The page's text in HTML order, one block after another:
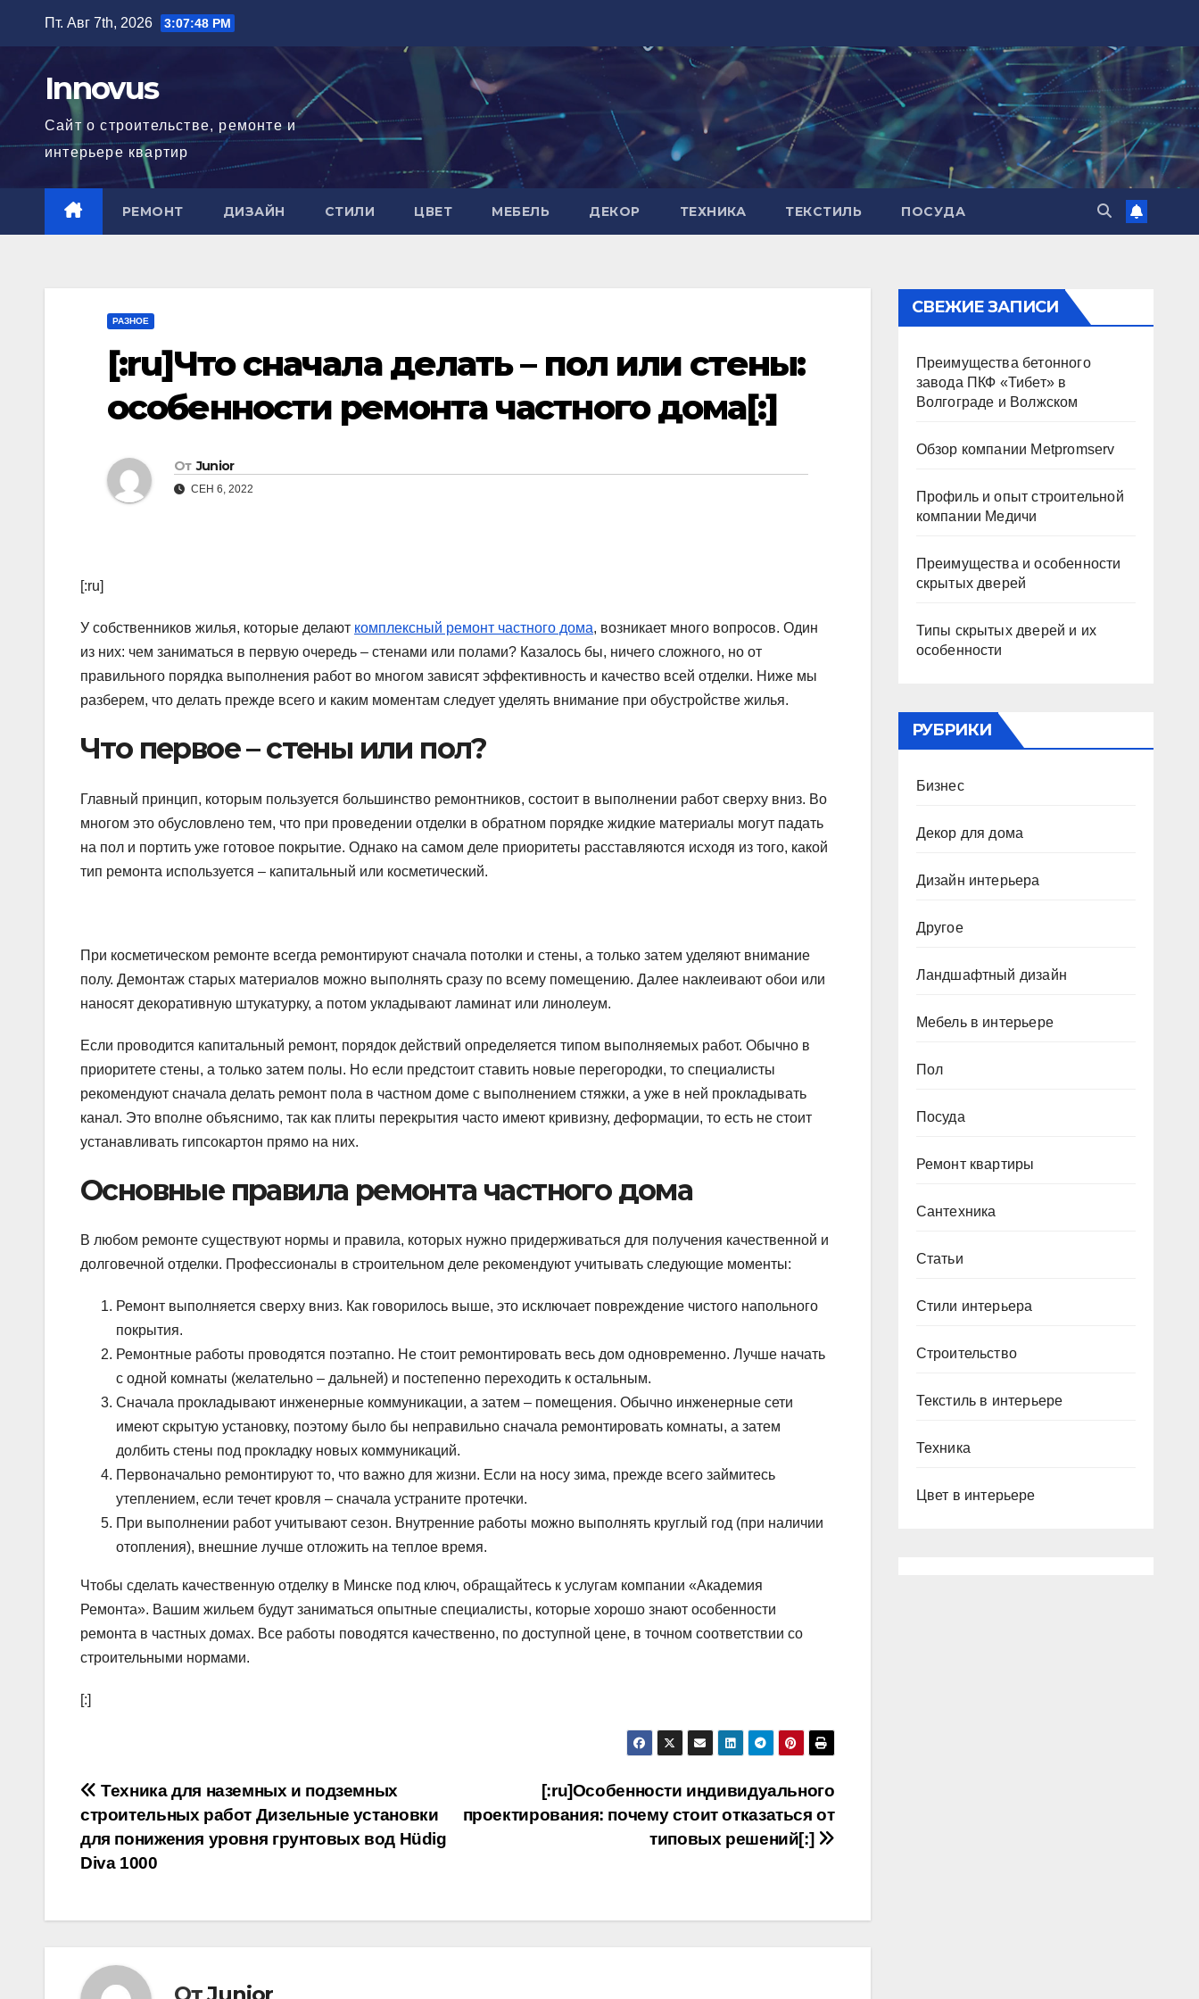
содержимому
Пт. Авг 7th, 2026 3:07:49 PM
Innovus
Сайт о строительстве, ремонте и
интерьере квартир
РЕМОНТ ДИЗАЙН СТИЛИ ЦВЕТ МЕБЕЛЬ ДЕКОР ТЕХНИКА ТЕКСТИЛЬ ПОСУДА
РАЗНОЕ
[:ru]Что сначала делать – пол или стены:
особенности ремонта частного дома[:]
От Junior
СЕН 6, 2022
[:ru]
У собственников жилья, которые делают комплексный ремонт частного дома, возникает много вопросов. Один
из них: чем заниматься в первую очередь – стенами или полами? Казалось бы, ничего сложного, но от
правильного порядка выполнения работ во многом зависят эффективность и качество всей отделки. Ниже мы
разберем, что делать прежде всего и каким моментам следует уделять внимание при обустройстве жилья.
Что первое – стены или пол?
Главный принцип, которым пользуется большинство ремонтников, состоит в выполнении работ сверху вниз. Во
многом это обусловлено тем, что при проведении отделки в обратном порядке жидкие материалы могут падать
на пол и портить уже готовое покрытие. Однако на самом деле приоритеты расставляются исходя из того, какой
тип ремонта используется – капитальный или косметический.
При косметическом ремонте всегда ремонтируют сначала потолки и стены, а только затем уделяют внимание
полу. Демонтаж старых материалов можно выполнять сразу по всему помещению. Далее наклеивают обои или
наносят декоративную штукатурку, а потом укладывают ламинат или линолеум.
Если проводится капитальный ремонт, порядок действий определяется типом выполняемых работ. Обычно в
приоритете стены, а только затем полы. Но если предстоит ставить новые перегородки, то специалисты
рекомендуют сначала делать ремонт пола в частном доме с выполнением стяжки, а уже в ней прокладывать
канал. Это вполне объяснимо, так как плиты перекрытия часто имеют кривизну, деформации, то есть не стоит
устанавливать гипсокартон прямо на них.
Основные правила ремонта частного дома
В любом ремонте существуют нормы и правила, которых нужно придерживаться для получения качественной и
долговечной отделки. Профессионалы в строительном деле рекомендуют учитывать следующие моменты:
Ремонт выполняется сверху вниз. Как говорилось выше, это исключает повреждение чистого напольного
покрытия.
Ремонтные работы проводятся поэтапно. Не стоит ремонтировать весь дом одновременно. Лучше начать
с одной комнаты (желательно – дальней) и постепенно переходить к остальным.
Сначала прокладывают инженерные коммуникации, а затем – помещения. Обычно инженерные сети
имеют скрытую установку, поэтому было бы неправильно сначала ремонтировать комнаты, а затем
долбить стены под прокладку новых коммуникаций.
Первоначально ремонтируют то, что важно для жизни. Если на носу зима, прежде всего займитесь
утеплением, если течет кровля – сначала устраните протечки.
При выполнении работ учитывают сезон. Внутренние работы можно выполнять круглый год (при наличии
отопления), внешние лучше отложить на теплое время.
Чтобы сделать качественную отделку в Минске под ключ, обращайтесь к услугам компании «Академия
Ремонта». Вашим жильем будут заниматься опытные специалисты, которые хорошо знают особенности
ремонта в частных домах. Все работы поводятся качественно, по доступной цене, в точном соответствии со
строительными нормами.
[:]
Навигация
по
записям
[:ru]Особенности индивидуального
проектирования: почему стоит отказаться от
типовых решений[:]
Техника для наземных и подземных
строительных работ Дизельные установки
для понижения уровня грунтовых вод Hüdig
Diva 1000
ОтJunior
СВЕЖИЕ ЗАПИСИ
Преимущества бетонного
завода ПКФ «Тибет» в
Волгограде и Волжском
Обзор компании Metpromserv
Профиль и опыт строительной
компании Медичи
Преимущества и особенности
скрытых дверей
Типы скрытых дверей и их
особенности
РУБРИКИ
Бизнес
Декор для дома
Дизайн интерьера
Другое
Ландшафтный дизайн
Мебель в интерьере
Пол
Посуда
Ремонт квартиры
Сантехника
Статьи
Стили интерьера
Строительство
Текстиль в интерьере
Техника
Цвет в интерьере